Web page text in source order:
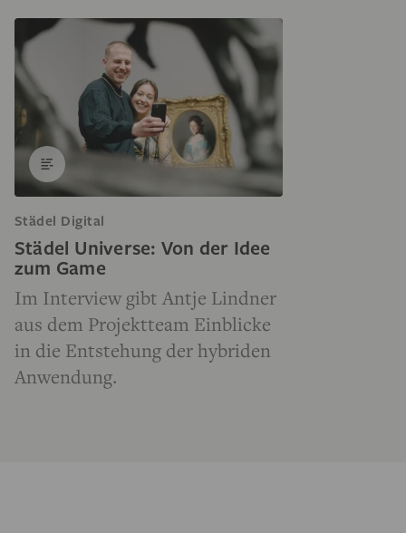
Städel Digital
Städel Universe: Von der Idee
zum Game
Im Interview gibt Antje Lindner
aus dem Projektteam Einblicke
in die Entstehung der hybriden
Anwendung.